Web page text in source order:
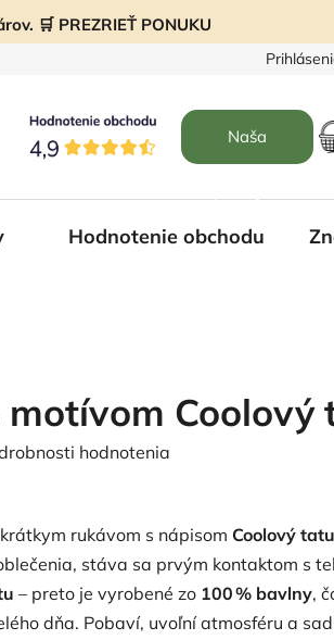
🛒 PREZRIEŤ PONUKU
Naša
Hodnotenie obchodu
motívom Coolový
hodnotenia
rukávom s nápisom Coolový
stáva sa prvým kontaktom s
– preto je vyrobené zo 100 % bavlny,
dňa. Pobaví, uvoľní atmosféru a